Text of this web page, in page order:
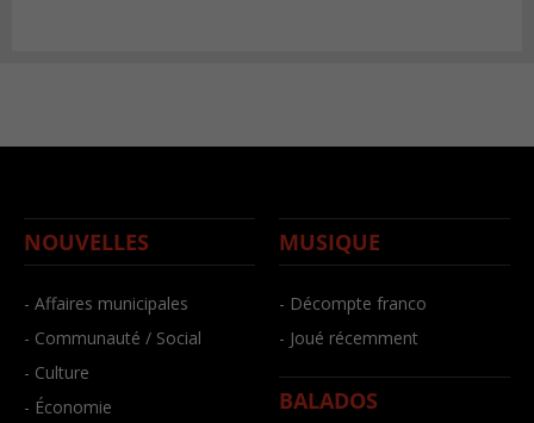
NOUVELLES
- Affaires municipales
- Communauté / Social
- Culture
- Économie
MUSIQUE
- Décompte franco
- Joué récemment
BALADOS